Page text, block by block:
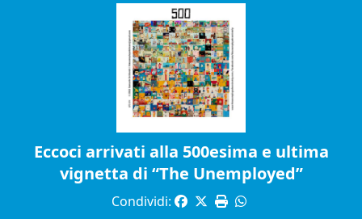
Eccoci arrivati alla 500esima e ultima
vignetta di “The Unemployed”
Condividi: